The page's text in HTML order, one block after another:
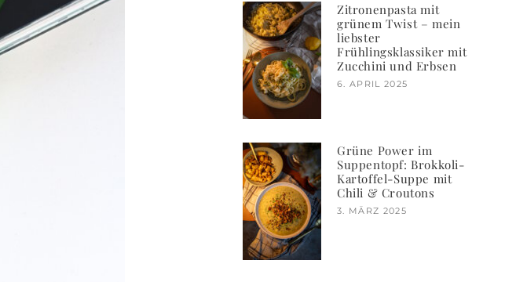
Zitronenpasta mit
grünem Twist – mein
liebster
Frühlingsklassiker mit
Zucchini und Erbsen
6. APRIL 2025
Grüne Power im
Suppentopf: Brokkoli-
Kartoffel-Suppe mit
Chili & Croutons
3. MÄRZ 2025